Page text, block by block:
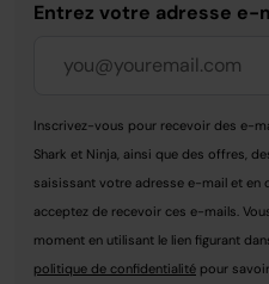
Entrez votre adresse e-
Inscrivez-vous pour recevoir des e-
Shark et Ninja, ainsi que des offres,
saisissant votre adresse e-mail et en
acceptez de recevoir ces e-mails.
moment en utilisant le lien figurant
politique de confidentialité pour